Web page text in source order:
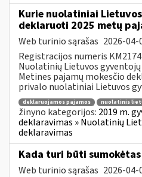
Kurie nuolatiniai
deklaruoti 2025 metų
Web turinio sąrašas 2026-04-
Registracijos numeris
Nuolatinių Lietuvos
Metines pajamų mokesčio
privalo nuolatiniai Lietuvos
deklaruojamos pajamos nuolatinis
žinyno kategorijos: 2019 m.
deklaravimas » Nuolatinių
deklaravimas
Kada turi būti
Web turinio sąrašas 2026-04-